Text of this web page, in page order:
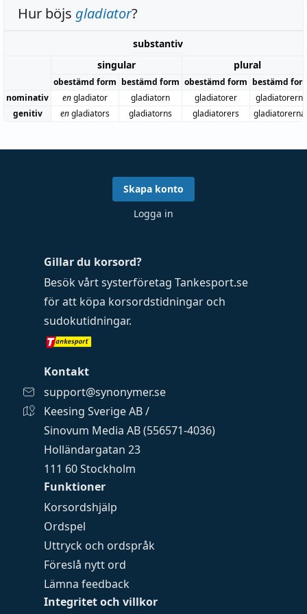
Hur böjs gladiator?
substantiv
singular
plural
obestämd form bestämd form obestämd form bestämd
nominativ
engladiator gladiatorn gladiatorer
gladiatorerna
genitiv
engladiators gladiatorns gladiatorers
Funktioner
Korsordshjälp
Ordspel
Uttryck och ordspråk
Föreslå nytt ord
Lämna feedback
Integritet och villkor
Gillar du korsord?
Besök vårt systerföretag Tankesport.se
för att köpa korsordstidningar och
sudokutidningar.
Kontakt
support@synonymer.se
Keesing Sverige AB /
Sinovum Media AB (556571-4036)
Holländargatan 23
111 60 Stockholm
Skapa konto
Logga in